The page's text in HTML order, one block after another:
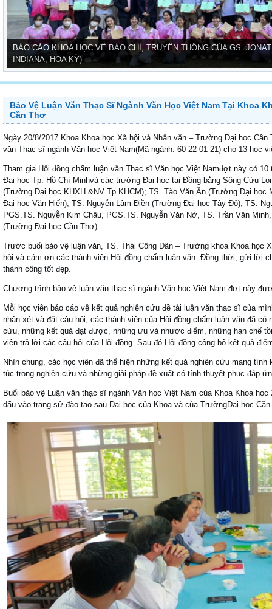
BÁO CÁO KHOA HỌC VỀ BÁO CHÍ, TRUYỀN THÔNG CỦA GS.
INDIANA, HOA KỲ)
Bảo Vệ Luận Văn Thạc Sĩ Ngành Văn Học Việt Nam Tại Khoa
Cần Thơ
Ngày 20/8/2017 Khoa Khoa học Xã hội và Nhân văn – Trường Đại học
văn Thạc sĩ ngành Văn học Việt Nam(Mã ngành: 60 22 01 21) cho 13 học
Tham gia Hội đồng chấm luận văn Thạc sĩ Văn học Việt Namđợt này có
Đại học Tp. Hồ Chí Minhvà các trường Đại học tại Đồng bằng Sông Cửu
(Trường Đại học KHXH &NV Tp.KHCM); TS. Tào Văn Ân (Trường Đại
Đại học Văn Hiến); TS. Nguyễn Lâm Điền (Trường Đại học Tây Đô); TS.
PGS.TS. Nguyễn Kim Châu, PGS.TS. Nguyễn Văn Nở, TS. Trần Văn
(Trường Đại học Cần Thơ).
Trước buổi bảo vệ luận văn, TS. Thái Công Dân – Trưởng khoa Khoa học
hỏi và cám ơn các thành viên Hội đồng chấm luận văn. Đồng thời, gửi lời
thành công tốt đẹp.
Chương trình bảo vệ luận văn thạc sĩ ngành Văn học Việt Nam đợt này
Mỗi học viên báo cáo về kết quả nghiên cứu đề tài luận văn thạc sĩ của
nhận xét và đặt câu hỏi, các thành viên của Hội đồng chấm luận văn đã
cứu, những kết quả đạt được, những ưu và nhược điểm, những hạn chế
viên trả lời các câu hỏi của Hội đồng. Sau đó Hội đồng công bố kết quả
Nhìn chung, các học viên đã thể hiện những kết quả nghiên cứu mang
túc trong nghiên cứu và những giải pháp đề xuất có tính thuyết phục đáp
Buổi bảo vệ Luận văn thạc sĩ ngành Văn học Việt Nam của Khoa Khoa
dấu vào trang sử đào tạo sau Đại học của Khoa và của TrườngĐại học